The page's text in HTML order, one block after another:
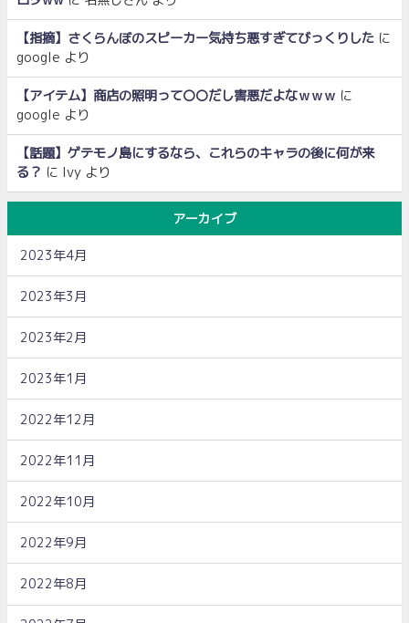
【指摘】さくらんぼのスピーカー気持ち悪すぎてびっくりした に
google より
【アイテム】商店の照明って〇〇だし害悪だよなｗｗｗ に
google より
【話題】ゲテモノ島にするなら、これらのキャラの後に何が来
る？ に Ivy より
アーカイブ
2023年4月
2023年3月
2023年2月
2023年1月
2022年12月
2022年11月
2022年10月
2022年9月
2022年8月